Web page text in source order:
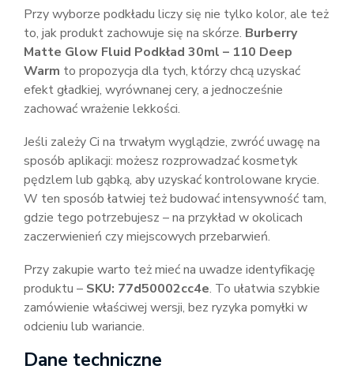
Przy wyborze podkładu liczy się nie tylko kolor, ale też
to, jak produkt zachowuje się na skórze. Burberry
Matte Glow Fluid Podkład 30ml – 110 Deep
Warm to propozycja dla tych, którzy chcą uzyskać
efekt gładkiej, wyrównanej cery, a jednocześnie
zachować wrażenie lekkości.
Jeśli zależy Ci na trwałym wyglądzie, zwróć uwagę na
sposób aplikacji: możesz rozprowadzać kosmetyk
pędzlem lub gąbką, aby uzyskać kontrolowane krycie.
W ten sposób łatwiej też budować intensywność tam,
gdzie tego potrzebujesz – na przykład w okolicach
zaczerwienień czy miejscowych przebarwień.
Przy zakupie warto też mieć na uwadze identyfikację
produktu – SKU: 77d50002cc4e. To ułatwia szybkie
zamówienie właściwej wersji, bez ryzyka pomyłki w
odcieniu lub wariancie.
Dane techniczne